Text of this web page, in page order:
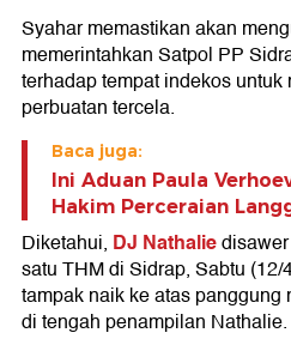
Syahar memastikan akan
memerintahkan Satpol PP
terhadap tempat indekos
perbuatan tercela.
Baca juga:
Ini Aduan Paula
Hakim Perceraian
Diketahui, DJ Nathalie
satu THM di Sidrap, Sabtu
tampak naik ke atas
di tengah penampilan Nathalie.